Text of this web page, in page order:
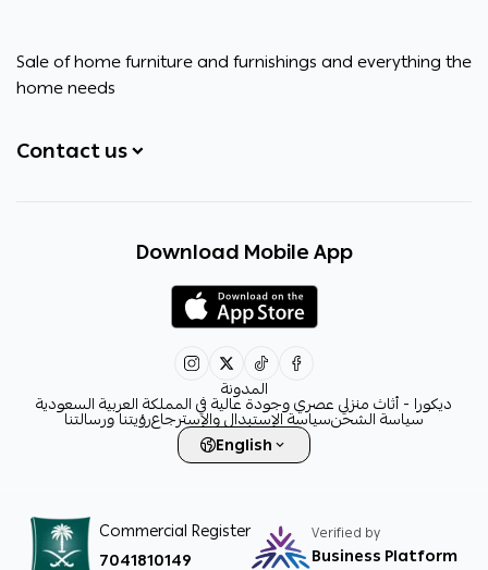
ديكورا
Sale of home furniture and furnishings and everything the
home needs
Contact us
+966531828315
decora6586@gmail.com
Download Mobile App
المدونة
ديكورا - أثاث منزلي عصري وجودة عالية في المملكة العربية السعودية
رؤيتنا ورسالتناسياسة الإستبدال والإسترجاعسياسة الشحن
English
Commercial Register
7041810149
Verified by
Business Platform